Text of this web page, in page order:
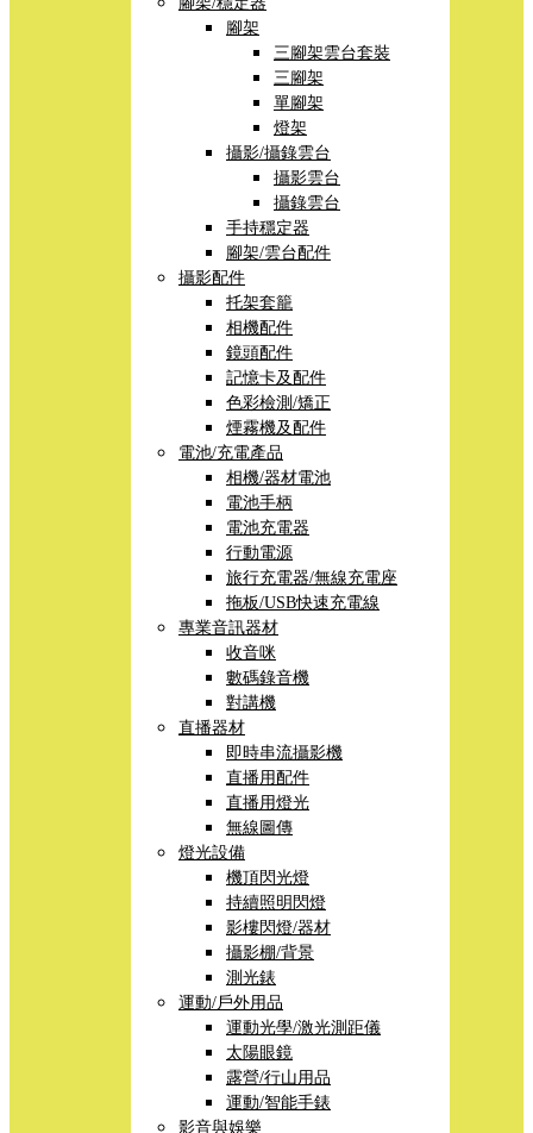
腳架
三腳架雲台套裝
三腳架
單腳架
燈架
攝影/攝錄雲台
攝影雲台
攝錄雲台
手持穩定器
腳架/雲台配件
攝影配件
托架套籠
相機配件
鏡頭配件
記憶卡及配件
色彩檢測/矯正
煙霧機及配件
電池/充電產品
相機/器材電池
電池手柄
電池充電器
行動電源
旅行充電器/無線充電座
拖板/USB快速充電線
專業音訊器材
收音咪
數碼錄音機
對講機
直播器材
即時串流攝影機
直播用配件
直播用燈光
無線圖傳
燈光設備
機頂閃光燈
持續照明閃燈
影樓閃燈/器材
攝影棚/背景
測光錶
運動/戶外用品
運動光學/激光測距儀
太陽眼鏡
露營/行山用品
運動/智能手錶
影音與娛樂